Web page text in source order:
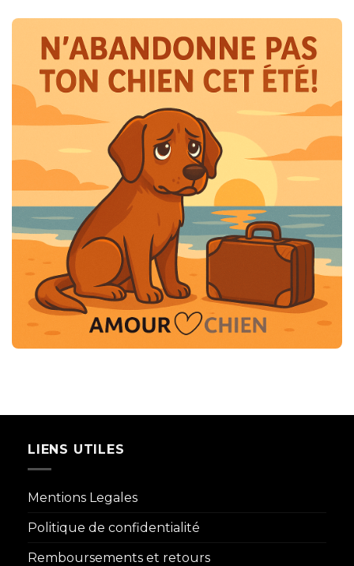
LIENS UTILES
Mentions Legales
Politique de confidentialité
Remboursements et retours